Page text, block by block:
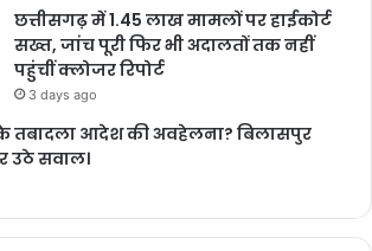
छत्तीसगढ़ में 1.45 लाख मामलों पर हाईकोर्ट
सख्त, जांच पूरी फिर भी अदालतों तक नहीं
पहुंचीं क्लोजर रिपोर्ट
3 days ago
तबादला आदेश की अवहेलना? बिलासपुर
उठे सवाल।